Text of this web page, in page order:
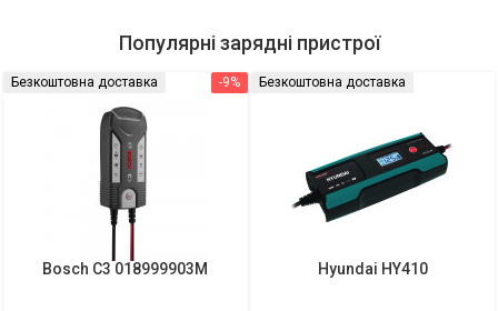
Популярні зарядні пристрої
-9%
Безкоштовна доставка
Bosch C3 018999903M
Безкоштовна доставка
Hyundai HY410